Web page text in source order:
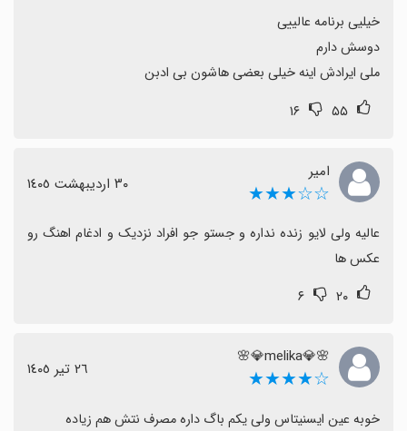
گزارش کرده و نصب آن را به دیگران توصیه می‌کنند، بنابراین
برای دنبال‌کنندگان تجربه‌ای مشابه اینستاگرام گزینه مناسبی
است.
ملی ایرادش اینه خیلی بعضی هاشون بی ادبن
۵۵ ۱۶
امیر
☆☆★★★ ٣٠ اردیبهشت ١٤٠٥
عکس ها
۲۰ ۶
🌸💎melika💎🌸
☆★★★★ ٢٦ تیر ١٤٠٥
خوبه عین ایسنیتاس ولی یکم باگ داره مصرف نتش هم زیاده